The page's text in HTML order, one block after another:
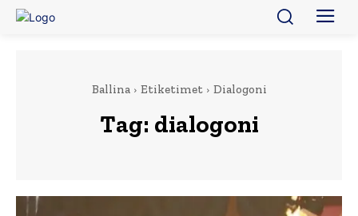
Ballina Etiketimet Dialogoni
Tag: dialogoni